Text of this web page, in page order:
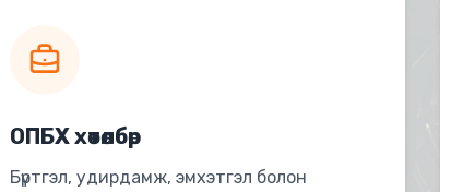
ОПБХ хөтөлбөр
Бүртгэл, удирдамж, эмхэтгэл болон